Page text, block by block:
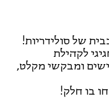
של סולידריות!
לקהילת
ומבקשי מקלט,
בו חלק!